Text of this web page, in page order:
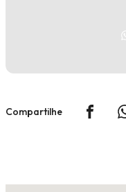
Compartilhe